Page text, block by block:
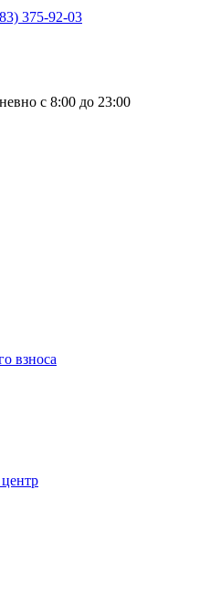
375-92-03
с 8:00 до 23:00
взноса